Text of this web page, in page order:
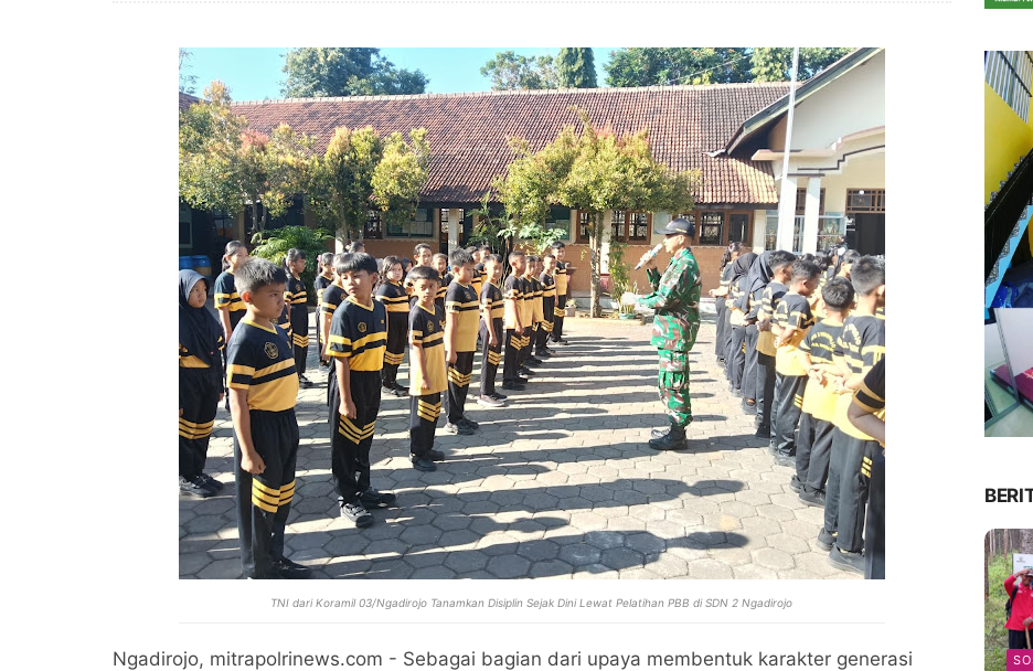
TNI dari Koramil 03/Ngadirojo Tanamkan Disiplin Sejak Dini Lewat Pelatihan PBB di SDN 2 Ngadirojo
Ngadirojo, mitrapolrinews.com - Sebagai bagian dari upaya membentuk karakter generasi